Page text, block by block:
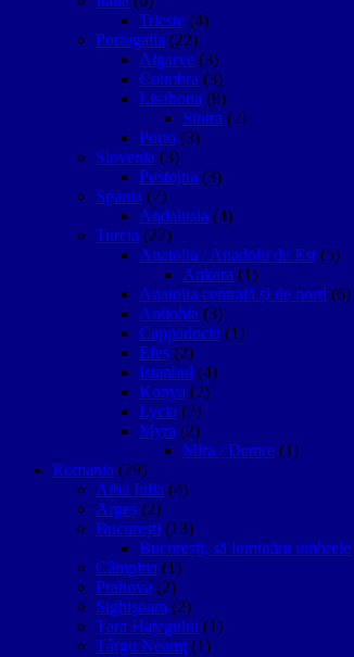
Trieste (4)
Portugalia (22)
Algarve (3)
Coimbra (3)
Lisabona (9)
Sintra (2)
Porto (3)
Slovenia (3)
Postojna (3)
Spania (7)
Andalusia (4)
Turcia (27)
Anatolia / Anadolu de Est (5)
Ankara (1)
Anatolia centrală și de nord (6)
Antiohia (3)
Cappadocia (1)
Efes (2)
Istanbul (4)
Konya (2)
Lycia (2)
Myra (2)
Mira / Demre (1)
Romania (29)
Alba Iulia (4)
Argeș (2)
București (13)
București, să luminăm umbrele
Câmpina (1)
Prahova (2)
Sighişoara (2)
Țara Hațegului (1)
Târgu Neamţ (1)